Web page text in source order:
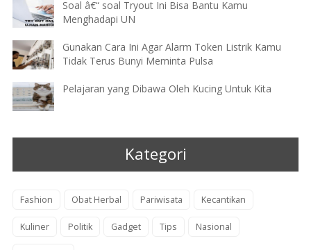
Soal â€“ soal Tryout Ini Bisa Bantu Kamu
Menghadapi UN
Gunakan Cara Ini Agar Alarm Token Listrik Kamu
Tidak Terus Bunyi Meminta Pulsa
Pelajaran yang Dibawa Oleh Kucing Untuk Kita
Kategori
Fashion Obat Herbal Pariwisata Kecantikan
Kuliner Politik Gadget Tips Nasional